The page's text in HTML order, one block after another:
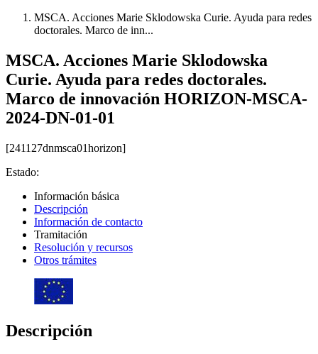
MSCA. Acciones Marie Sklodowska Curie. Ayuda para redes
doctorales. Marco de inn...
MSCA. Acciones Marie Sklodowska
Curie. Ayuda para redes doctorales.
Marco de innovación HORIZON-MSCA-
2024-DN-01-01
[241127dnmsca01horizon]
Estado:
Información básica
Descripción
Información de contacto
Tramitación
Resolución y recursos
Otros trámites
Descripción